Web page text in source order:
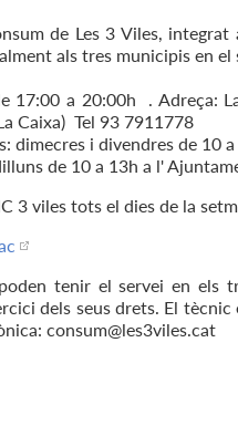
de Les 3 Viles,
als tres municipis en
17:00 a 20:00h . Adreça:
Caixa) Tel 93 7911778
dimecres i divendres de 10
de 10 a 13h a l'
3 viles tots el dies de la
tenir el servei en els
dels seus drets. El
consum@les3viles.cat